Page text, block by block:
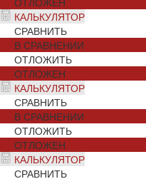
КАЛЬКУЛЯТОР
СРАВНИТЬ
В СРАВНЕНИИ
ОТЛОЖИТЬ
ОТЛОЖЕН
КАЛЬКУЛЯТОР
СРАВНИТЬ
В СРАВНЕНИИ
ОТЛОЖИТЬ
ОТЛОЖЕН
КАЛЬКУЛЯТОР
СРАВНИТЬ